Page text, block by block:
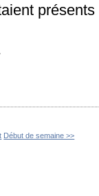
Début de semaine >>